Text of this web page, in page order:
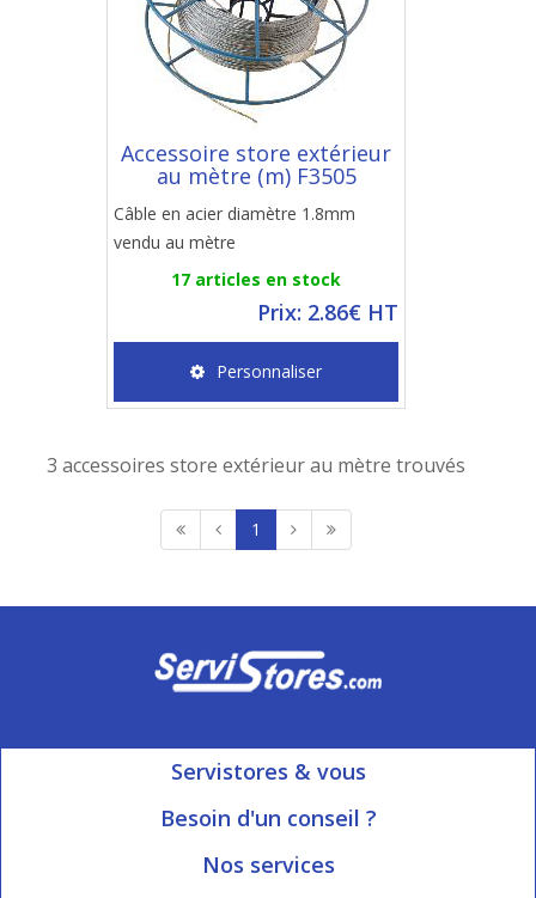
Accessoire store extérieur
au mètre (m) F3505
Câble en acier diamètre 1.8mm
vendu au mètre
17 articles en stock
Prix: 2.86€ HT
Personnaliser
3 accessoires store extérieur au mètre trouvés
1
Servistores & vous
Mon compte
Besoin d'un conseil ?
Ouvert du Lundi au Vendredi
Nos services